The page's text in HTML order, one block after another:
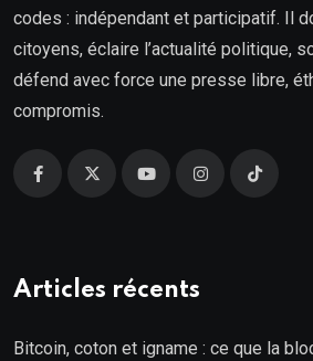
codes : indépendant et participatif. Il
citoyens, éclaire l’actualité politique,
défend avec force une presse libre,
compromis.
Articles récents
Bitcoin, coton et igname : ce que la